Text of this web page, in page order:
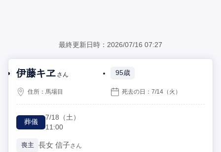
最終更新日時：2026/07/16 07:27
伊藤キヱ さん 95歳
住所：馬場目 死去の日：7/14 （火）
葬儀
7/18 （土）
11:00
喪主 長女 信子さん